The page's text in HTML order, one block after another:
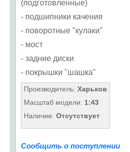
(подготовленные)
- подшипники качения
- поворотные "кулаки"
- мост
- задние диски
- покрышки "шашка"
Производитель: Харьков
Масштаб модели: 1:43
Наличие: Отсутствует
Сообщить о поступлении